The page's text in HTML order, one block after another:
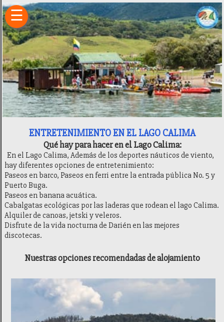
ENTRETENIMIENTO EN EL LAGO CALIMA
Qué hay para hacer en el Lago Calima:
En el Lago Calima, Además de los deportes náuticos de viento,
hay diferentes opciones de entretenimiento:
Paseos en barco, Paseos en ferri entre la entrada pública No. 5 y
Puerto Buga.
Paseos en banana acuática.
Cabalgatas ecológicas por las laderas que rodean el lago Calima.
Alquiler de canoas, jetski y veleros.
Disfrute de la vida nocturna de Darién en las mejores
discotecas.
Nuestras opciones recomendadas de alojamiento
☰
×
Inicio
Fincas
Hoteles
Camping
Restaurantes
Entretenimiento
Deportes
Sitios
Finca
Raíz
Ubicación
Historia
Recomendaciones
Generalidades